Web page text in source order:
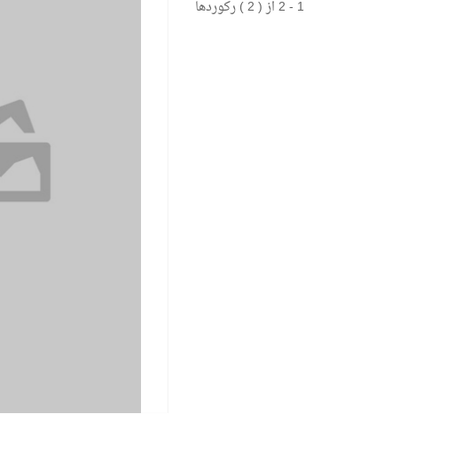
1 - 2 از ( 2 ) رکوردها